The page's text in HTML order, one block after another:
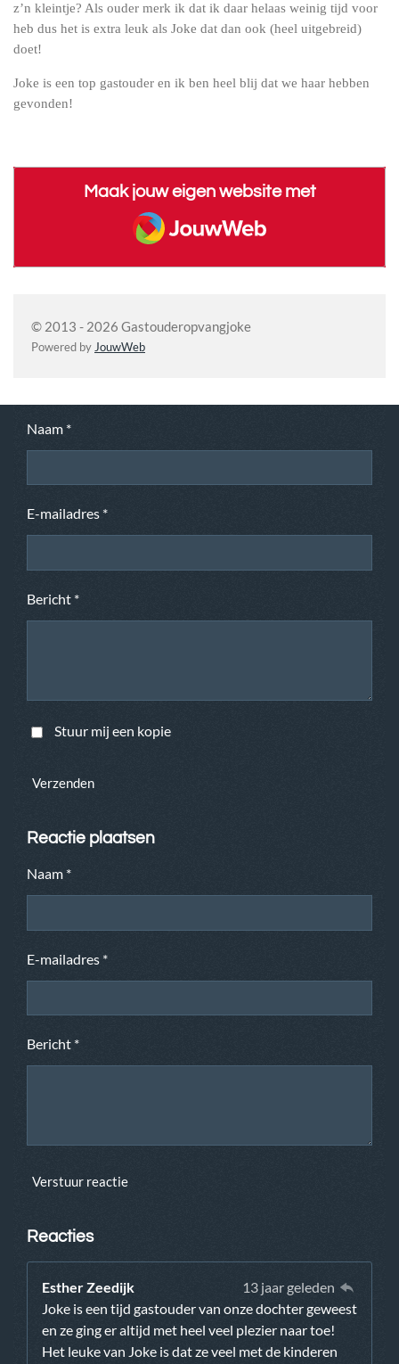
z’n kleintje? Als ouder merk ik dat ik daar helaas weinig tijd voor
heb dus het is extra leuk als Joke dat dan ook (heel uitgebreid)
doet!
Joke is een top gastouder en ik ben heel blij dat we haar hebben
gevonden!
Maak jouw eigen website met
JouwWeb
© 2013 - 2026 Gastouderopvangjoke
Powered by JouwWeb
Naam *
E-mailadres *
Bericht *
Stuur mij een kopie
Verzenden
Reactie plaatsen
Naam *
E-mailadres *
Bericht *
Verstuur reactie
Reacties
Esther Zeedijk
13 jaar geleden
Joke is een tijd gastouder van onze dochter geweest
en ze ging er altijd met heel veel plezier naar toe!
Het leuke van Joke is dat ze veel met de kinderen